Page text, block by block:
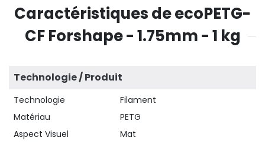
Caractéristiques de ecoPETG-
CF Forshape - 1.75mm - 1 kg
Technologie / Produit
Technologie
Filament
Matériau
PETG
Aspect Visuel
Mat